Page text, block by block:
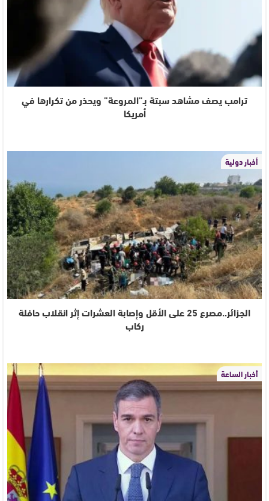
ترامب يصف مشاهد سبتة بـ”المروعة” ويحذر من تكرارها في
أمريكا
أخبار دولية
الجزائر..مصرع 25 على الأقل وإصابة العشرات إثر انقلاب حافلة
ركاب
أخبار الساعة